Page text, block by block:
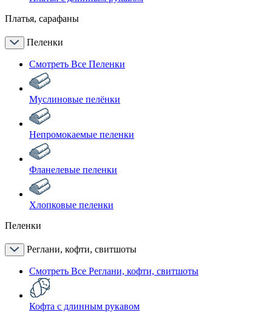
Платья, сарафаны
Пеленки
Смотреть Все Пеленки
Муслиновые пелёнки
Непромокаемые пеленки
Фланелевые пеленки
Хлопковые пеленки
Пеленки
Реглани, кофти, свитшоты
Смотреть Все Реглани, кофти, свитшоты
Кофта с длинным рукавом